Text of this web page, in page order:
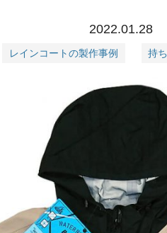
2022.01.28
レインコートの製作事例 持